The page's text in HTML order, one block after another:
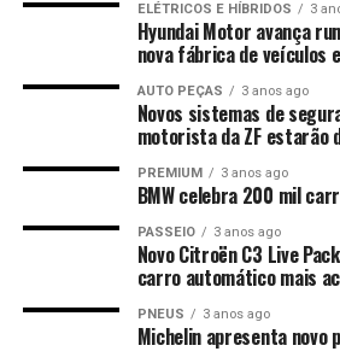
ELÉTRICOS E HÍBRIDOS 3
Hyundai Motor avança
nova fábrica de veículos
AUTO PEÇAS 3 anos ago
Novos sistemas de
motorista da ZF estarão
PREMIUM 3 anos ago
BMW celebra 200 mil
PASSEIO 3 anos ago
Novo Citroën C3 Live
carro automático mais
PNEUS 3 anos ago
Michelin apresenta novo